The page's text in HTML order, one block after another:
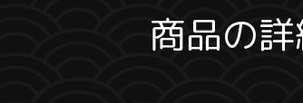
商品の詳